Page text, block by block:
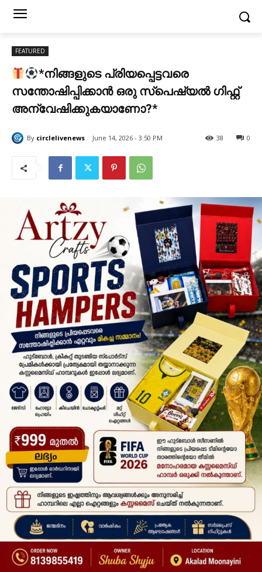
FEATURED
*നിങ്ങളുടെ പ്രിയപ്പെട്ടവരെ
സന്തോഷിപ്പിക്കാൻ ഒരു സ്പെഷ്യൽ ഗിഫ്റ്റ്
അന്വേഷിക്കുകയാണോ?*
By circlelivenews June 14, 2026 - 3:50 PM 0
38